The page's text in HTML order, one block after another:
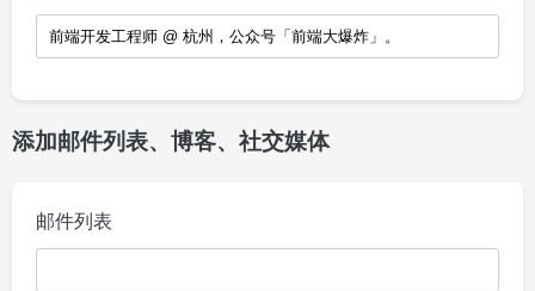
添加邮件列表、博客、社交媒体
邮件列表